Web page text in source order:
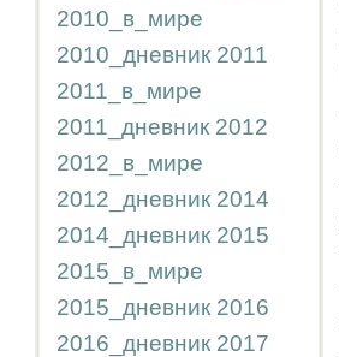
2010_в_мире
2010_дневник 2011
2011_в_мире
2011_дневник 2012
2012_в_мире
2012_дневник 2014
2014_дневник 2015
2015_в_мире
2015_дневник 2016
2016_дневник 2017